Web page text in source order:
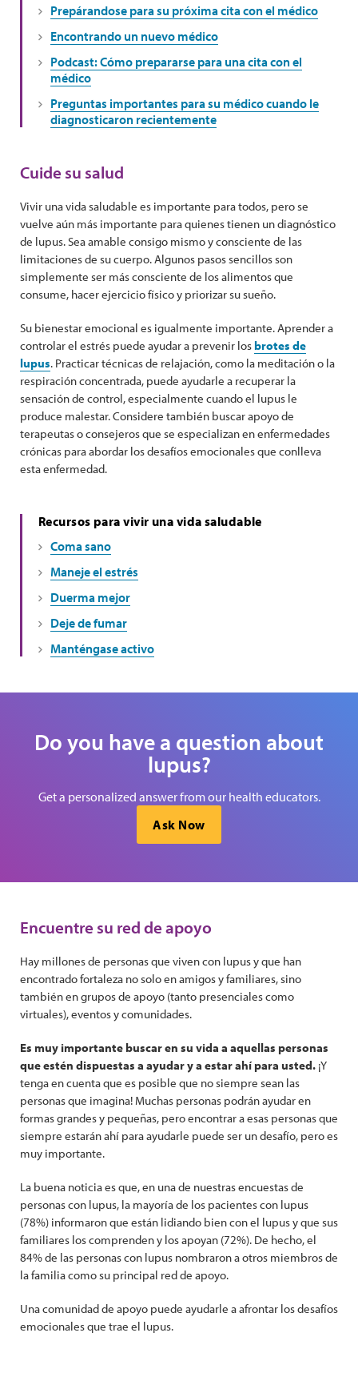
Prepárandose para su próxima cita con el médico
Encontrando un nuevo médico
Podcast: Cómo prepararse para una cita con el
médico
Preguntas importantes para su médico cuando le
diagnosticaron recientemente
Cuide su salud
Vivir una vida saludable es importante para todos, pero se
vuelve aún más importante para quienes tienen un diagnóstico
de lupus. Sea amable consigo mismo y consciente de las
limitaciones de su cuerpo. Algunos pasos sencillos son
simplemente ser más consciente de los alimentos que
consume, hacer ejercicio físico y priorizar su sueño.
Su bienestar emocional es igualmente importante. Aprender a
controlar el estrés puede ayudar a prevenir losbrotes de
lupus. Practicar técnicas de relajación, como la meditación o la
respiración concentrada, puede ayudarle a recuperar la
sensación de control, especialmente cuando el lupus le
produce malestar. Considere también buscar apoyo de
terapeutas o consejeros que se especializan en enfermedades
crónicas para abordar los desafíos emocionales que conlleva
esta enfermedad.
Recursos para vivir una vida saludable
Coma sano
Maneje el estrés
Duerma mejor
Deje de fumar
Manténgase activo
Do you have a question about
lupus?
Get a personalized answer from our health educators.
Ask Now
Encuentre su red de apoyo
Hay millones de personas que viven con lupus y que han
encontrado fortaleza no solo en amigos y familiares, sino
también en grupos de apoyo (tanto presenciales como
virtuales), eventos y comunidades.
Es muy importante buscar en su vida a aquellas personas
que estén dispuestas a ayudar y a estar ahí para usted. ¡Y
tenga en cuenta que es posible que no siempre sean las
personas que imagina! Muchas personas podrán ayudar en
formas grandes y pequeñas, pero encontrar a esas personas que
siempre estarán ahí para ayudarle puede ser un desafío, pero es
muy importante.
La buena noticia es que, en una de nuestras encuestas de
personas con lupus, la mayoría de los pacientes con lupus
(78%) informaron que están lidiando bien con el lupus y que sus
familiares los comprenden y los apoyan (72%). De hecho, el
84% de las personas con lupus nombraron a otros miembros de
la familia como su principal red de apoyo.
Una comunidad de apoyo puede ayudarle a afrontar los desafíos
emocionales que trae el lupus.